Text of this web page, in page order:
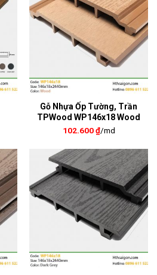
Gỗ Nhựa Ốp Tường, Trần
TPWood WP146x18 Wood
102.600₫/md